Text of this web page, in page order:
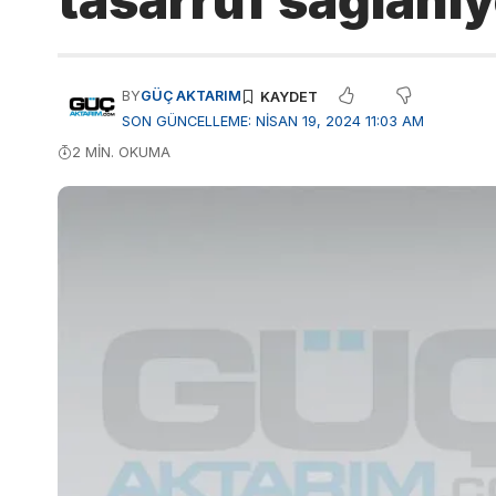
SON GÜNCELLEME: NISAN 19, 2024 11:03 AM
BYGÜÇ AKTARIM
2 MIN. OKUMA